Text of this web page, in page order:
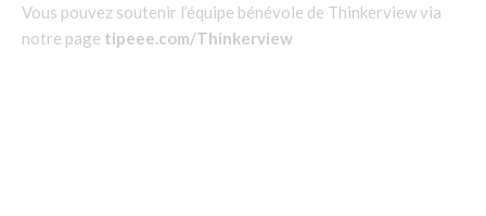
Vous pouvez soutenir l’équipe bénévole de Thinkerview via
notre page tipeee.com/Thinkerview